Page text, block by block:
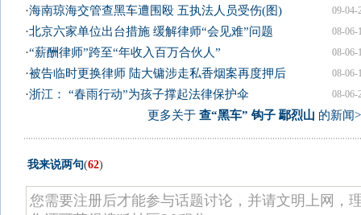
09-04-
·海南琼海交管查黑车遭围殴 五执法人员受伤(图)
08-06-
·北京六家单位出台措施 缓解律师“会见难”问题
08-06-
·“薪酬律师”跨至“年收入百万合伙人”
08-06-
·被告临时更换律师 陆大镛涉走私香烟案再度押后
08-06-
·浙江： “春雨行动”为孩子撑起法律保护伞
更多关于 查“黑车” 钩子 鄢烈山 的新闻
我来说两句(62)